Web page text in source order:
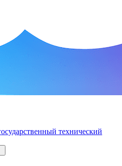
технический